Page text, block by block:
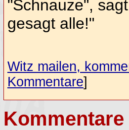
"Schnauze",
gesagt alle!"
Witz mailen,
Kommentare]